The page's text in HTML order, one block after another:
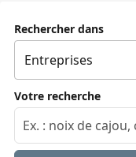
Rechercher dans
Votre recherche